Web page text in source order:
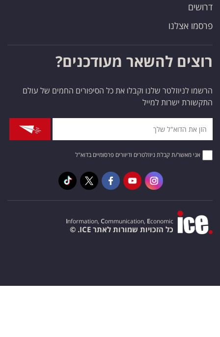
דרושים
פרסמו אצלנו
רוצים להשאר מעודכנים?
הרשמו לניוזלטר שלנו וקבלו את כל הסיפורים החמים של עולם
התקשורת ישרות למייל
אני מאשר/ת קבלת ניוזלטרים ודיוורים פרסומיים בדוא"ל
Information, Communication, Economic
כל הזכויות שמורות לאתר ICE. ©